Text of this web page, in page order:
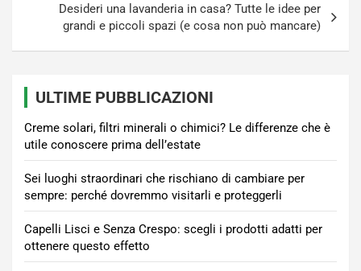
Desideri una lavanderia in casa? Tutte le idee per
grandi e piccoli spazi (e cosa non può mancare)
ULTIME PUBBLICAZIONI
Creme solari, filtri minerali o chimici? Le differenze che è
utile conoscere prima dell’estate
Sei luoghi straordinari che rischiano di cambiare per
sempre: perché dovremmo visitarli e proteggerli
Capelli Lisci e Senza Crespo: scegli i prodotti adatti per
ottenere questo effetto